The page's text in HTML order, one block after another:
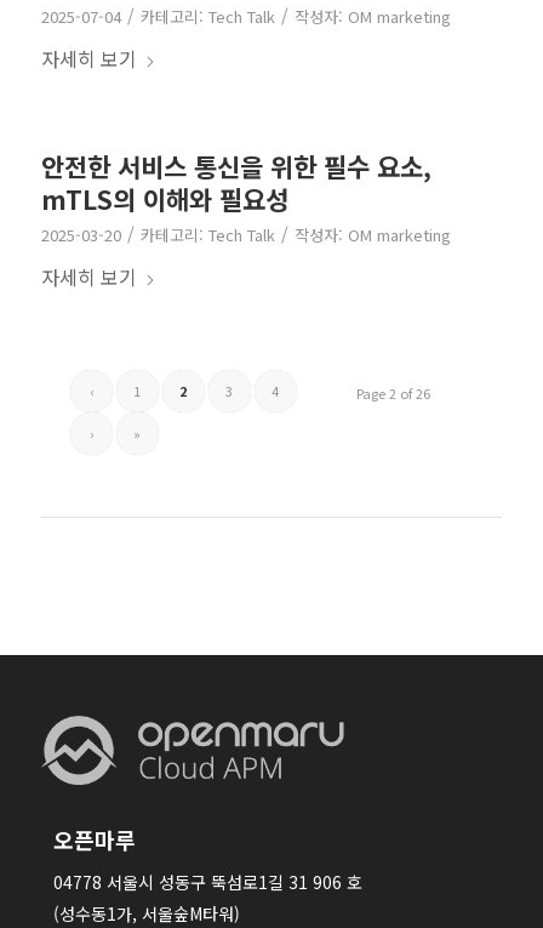
2025-07-04 / 카테고리: Tech Talk / 작성자: OM marketing
자세히 보기
안전한 서비스 통신을 위한 필수 요소,
mTLS의 이해와 필요성
2025-03-20 / 카테고리: Tech Talk / 작성자: OM marketing
자세히 보기
Page 2 of 26
‹ 1 2 3 4
› »
오픈마루
04778 서울시 성동구 뚝섬로1길 31 906 호
(성수동1가, 서울숲M타워)